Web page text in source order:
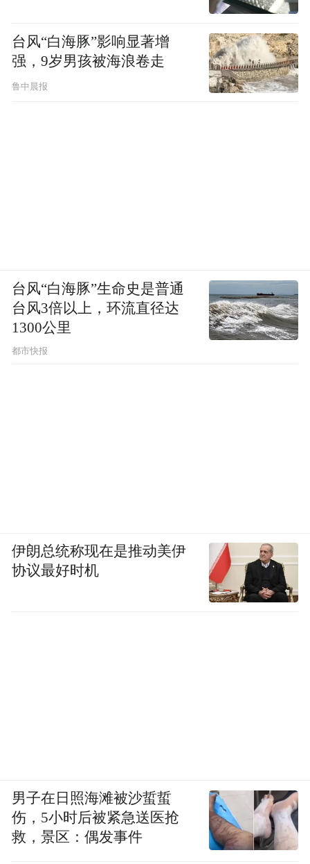
台风“白海豚”影响显著增
强，9岁男孩被海浪卷走
鲁中晨报
台风“白海豚”生命史是普通
台风3倍以上，环流直径达
1300公里
都市快报
伊朗总统称现在是推动美伊
协议最好时机
男子在日照海滩被沙蜇蜇
伤，5小时后被紧急送医抢
救，景区：偶发事件